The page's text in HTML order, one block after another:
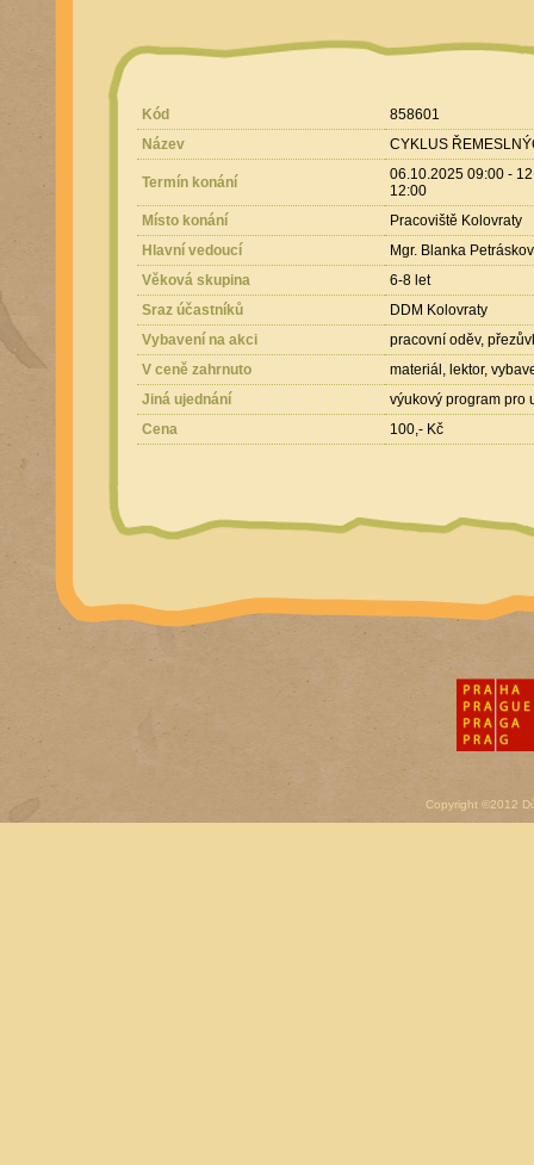
Kód
858601
Název
CYKLUS
Termín konání
06.10.2025 09:00 -
12:00
Místo konání
Pracoviště Kolovraty
Hlavní vedoucí
Mgr. Blanka
Věková skupina
6-8 let
Sraz účastníků
DDM Kolovraty
Vybavení na akci
pracovní oděv,
V ceně zahrnuto
materiál, lektor,
Jiná ujednání
výukový program pro
Cena
100,- Kč
Copyright ©2012